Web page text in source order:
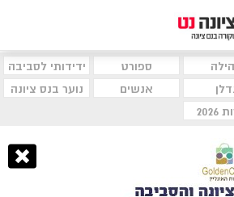
ספורט
ידידותי לסביבה
אנשים
נוער בנס ציונה